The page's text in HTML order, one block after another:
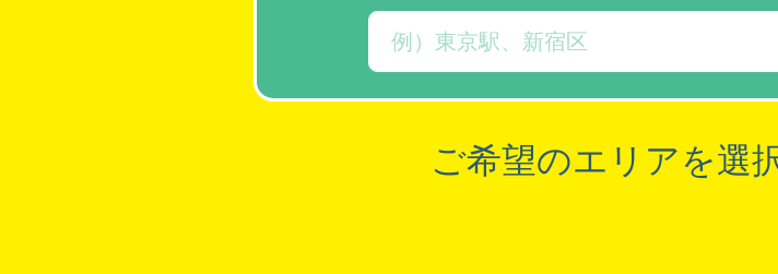
ご希望のエリアを選